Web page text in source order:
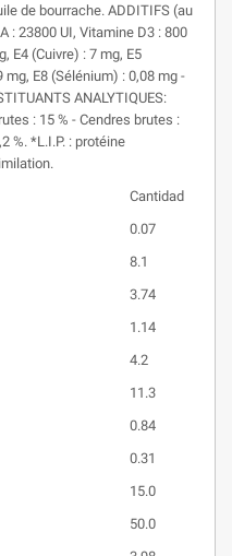
de bourrache. ADDITIFS (au
: 23800 UI, Vitamine D3 : 800
E4 (Cuivre) : 7 mg, E5
E8 (Sélénium) : 0,08 mg -
ANALYTIQUES:
: 15 % - Cendres brutes :
%. *L.I.P. : protéine
Cantidad
0.07
8.1
3.74
1.14
4.2
11.3
0.84
0.31
15.0
50.0